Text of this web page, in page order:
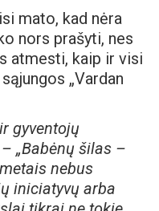
mato, kad nėra
nors prašyti, nes
atmesti, kaip ir visi
„Vardan
gyventojų
„Babėnų šilas –
nebus
iniciatyvų arba